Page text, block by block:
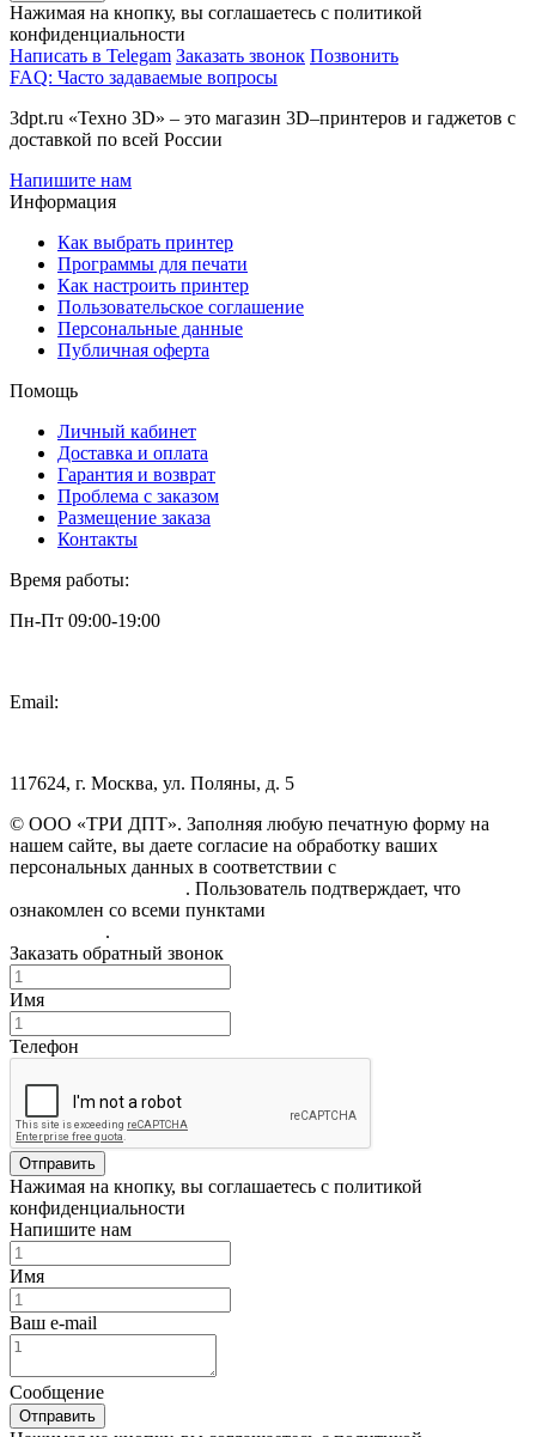
Нажимая на кнопку, вы соглашаетесь с политикой
конфиденциальности
Написать в Telegam Заказать звонок Позвонить
FAQ: Часто задаваемые вопросы
3dpt.ru «Техно 3D» – это магазин 3D–принтеров и гаджетов с
доставкой по всей России
Напишите нам
Информация
Как выбрать принтер
Программы для печати
Как настроить принтер
Пользовательское соглашение
Персональные данные
Публичная оферта
Помощь
Личный кабинет
Доставка и оплата
Гарантия и возврат
Проблема с заказом
Размещение заказа
Контакты
Время работы:
Пн-Пт 09:00-19:00
Email:
117624, г. Москва, ул. Поляны, д. 5
© ООО «ТРИ ДПТ». Заполняя любую печатную форму на
нашем сайте, вы даете согласие на обработку ваших
персональных данных в соответствии с
. Пользователь подтверждает, что
ознакомлен со всеми пунктами
.
Заказать обратный звонок
Имя
Телефон
Отправить
Нажимая на кнопку, вы соглашаетесь с политикой
конфиденциальности
Напишите нам
Имя
Ваш e-mail
Сообщение
Отправить